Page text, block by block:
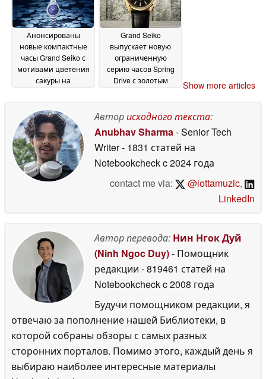
2026
Анонсированы
новые компактные
часы Grand Seiko с
мотивами цветения
сакуры на
Grand Seiko
выпускает новую
ограниченную
серию часов Spring
Drive с золотым
Show more articles
Авторисходного текста:
Anubhav Sharma- Senior Tech
Writer- 1831 статей на
Notebookcheckc 2024 года
contact me via:
@lottamuzic,
LinkedIn
Автор перевода: Нин Нгок Дуй
(Ninh Ngoc Duy)- Помощник
редакции - 819461 статей на
Notebookcheckc 2008 года
Будучи помощником редакции, я
отвечаю за пополнение нашей Библиотеки, в
которой собраны обзоры с самых разных
сторонних порталов. Помимо этого, каждый день я
выбираю наиболее интересные материалы